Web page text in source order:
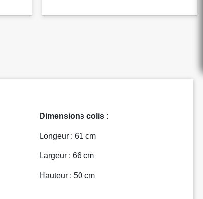
Dimensions colis :
Longeur : 61 cm
Largeur : 66 cm
Hauteur : 50 cm